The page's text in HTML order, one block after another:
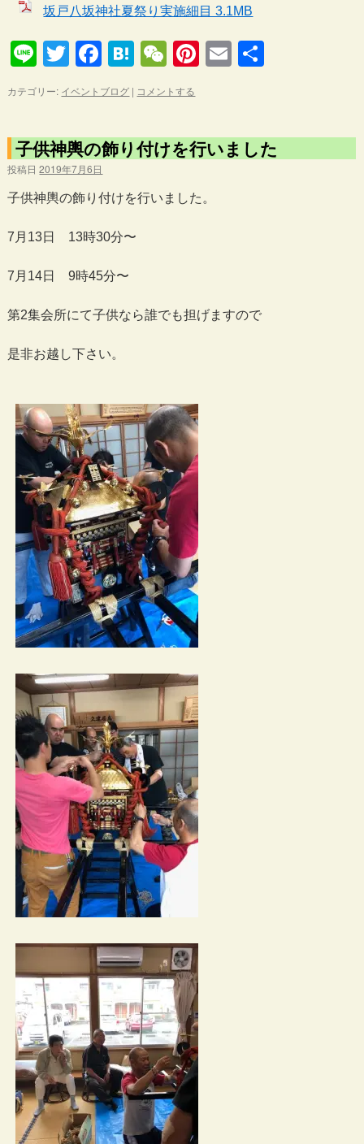
坂戸八坂神社夏祭り実施細目 3.1MB
LineTwitterFacebook
Hatena
WeChat
Pinterest
Email
カテゴリー: イベントブログ | コメントする
子供神輿の飾り付けを行いました
投稿日 2019年7月6日
子供神輿の飾り付けを行いました。
7月13日 13時30分〜
7月14日 9時45分〜
第2集会所にて子供なら誰でも担げますので
是非お越し下さい。